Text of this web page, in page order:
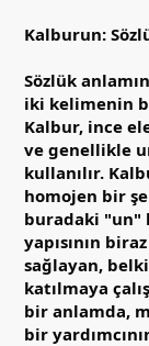
Kalburun:
Sözlük
iki kelimenin
Kalbur, ince
ve genellikle
kullanılır.
homojen bir
buradaki "un"
yapısının
sağlayan,
katılmaya
bir anlamda,
bir